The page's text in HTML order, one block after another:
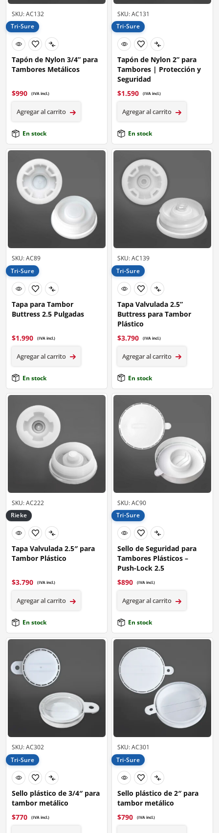
SKU: AC132
Tri-Sure
Tapón de Nylon 3/4” para
Tambores Metálicos
$990 (IVA incl.)
Agregar al carrito
En stock
SKU: AC131
Tri-Sure
Tapón de Nylon 2” para
Tambores | Protección y
Seguridad
$1.590 (IVA incl.)
Agregar al carrito
En stock
SKU: AC89
Tri-Sure
Tapa para Tambor
Buttress 2.5 Pulgadas
$1.990 (IVA incl.)
Agregar al carrito
En stock
SKU: AC139
Tri-Sure
Tapa Valvulada 2.5”
Buttress para Tambor
Plástico
$3.790 (IVA incl.)
Agregar al carrito
En stock
SKU: AC222
Rieke
Tapa Valvulada 2.5″ para
Tambor Plástico
$3.790 (IVA incl.)
Agregar al carrito
En stock
SKU: AC90
Tri-Sure
Sello de Seguridad para
Tambores Plásticos –
Push-Lock 2.5
$890 (IVA incl.)
Agregar al carrito
En stock
SKU: AC302
Tri-Sure
Sello plástico de 3/4″ para
tambor metálico
$770 (IVA incl.)
SKU: AC301
Tri-Sure
Sello plástico de 2″ para
tambor metálico
$790 (IVA incl.)